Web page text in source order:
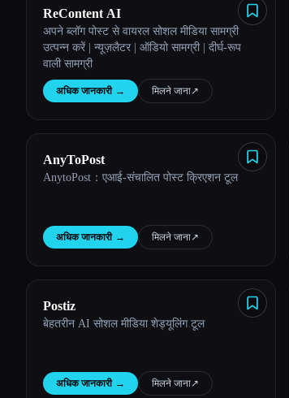
ReContent AI
अपने ब्लॉग पोस्ट से वायरल सोशल मीडिया सामग्री
उत्पन्न करें | न्यूज़लैटर | ऑडियो सामग्री | दीर्घ-रूप
वाली सामग्री
अधिक जानकारी → मिलने जाना↗︎
AnyToPost
AnytoPost：एआई-संचालित पोस्ट क्रिएशन टूल
अधिक जानकारी → मिलने जाना↗︎
Postiz
बेहतरीन AI सोशल मीडिया शेड्यूलिंग टूल
अधिक जानकारी → मिलने जाना↗︎